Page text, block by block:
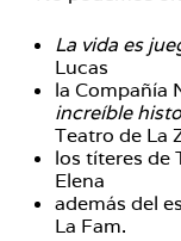
La vida es
Lucas
la Compañía
increíble
Teatro de La
los títeres de
Elena
además del
La Fam.